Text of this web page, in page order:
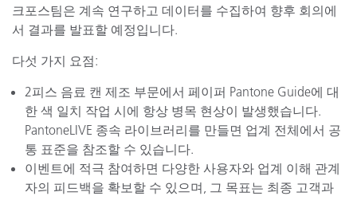
크포스팀은 계속 연구하고 데이터를 수집하여 향후 회의에
서 결과를 발표할 예정입니다.
다섯 가지 요점:
2피스 음료 캔 제조 부문에서 페이퍼 Pantone Guide에 대
한 색 일치 작업 시에 항상 병목 현상이 발생했습니다.
PantoneLIVE 종속 라이브러리를 만들면 업계 전체에서 공
통 표준을 참조할 수 있습니다.
이벤트에 적극 참여하면 다양한 사용자와 업계 이해 관계
자의 피드백을 확보할 수 있으며, 그 목표는 최종 고객과